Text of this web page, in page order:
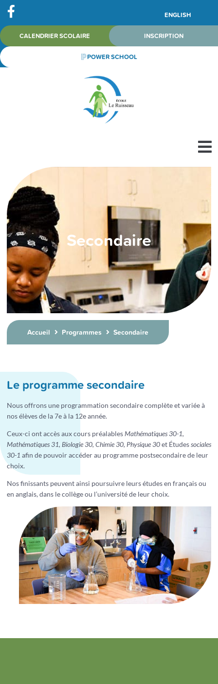
ENGLISH
CALENDRIER SCOLAIRE INSCRIPTION
POWER SCHOOL
Secondaire
Accueil Programmes Secondaire
Le programme secondaire
Nous offrons une programmation secondaire complète et variée à
nos élèves de la 7e à la 12e année.
Ceux-ci ont accès aux cours préalablesMathématiques 30-1,
Mathématiques 31, Biologie 30, Chimie 30, Physique 30et Étudessociales
30-1 afin de pouvoir accéder au programme postsecondaire de leur
choix.
Nos finissants peuvent ainsi poursuivre leurs études en français ou
en anglais, dans le collège ou l’université de leur choix.